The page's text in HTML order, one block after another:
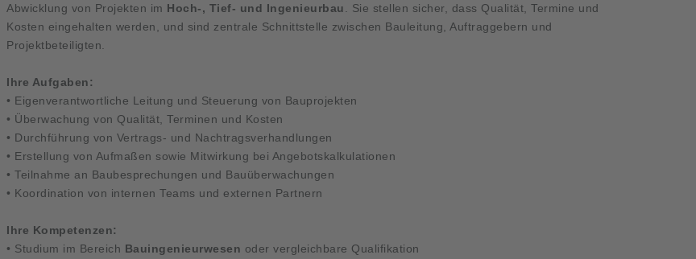
Abwicklung von Projekten im Hoch-, Tief- und Ingenieurbau
. Sie stellen sicher, dass Qualität, Termine und
Kosten eingehalten werden, und sind zentrale Schnittstelle zwischen Bauleitung, Auftraggebern und
Projektbeteiligten.
Ihre Aufgaben:
• Eigenverantwortliche Leitung und Steuerung von Bauprojekten
• Überwachung von Qualität, Terminen und Kosten
• Durchführung von Vertrags- und Nachtragsverhandlungen
• Erstellung von Aufmaßen sowie Mitwirkung bei Angebotskalkulationen
• Teilnahme an Baubesprechungen und Bauüberwachungen
• Koordination von internen Teams und externen Partnern
Ihre Kompetenzen:
• Studium im Bereich Bauingenieurwesen oder vergleichbare Qualifikation